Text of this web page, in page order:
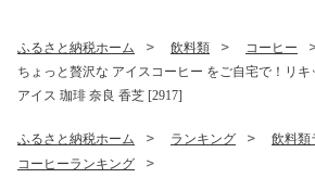
ふるさと納税ホーム 飲料類
コーヒー
ちょっと贅沢な アイスコーヒー をご自宅で！リ
アイス 珈琲 奈良 香芝 [2917]
ふるさと納税ホーム ランキング
飲料類
コーヒーランキング